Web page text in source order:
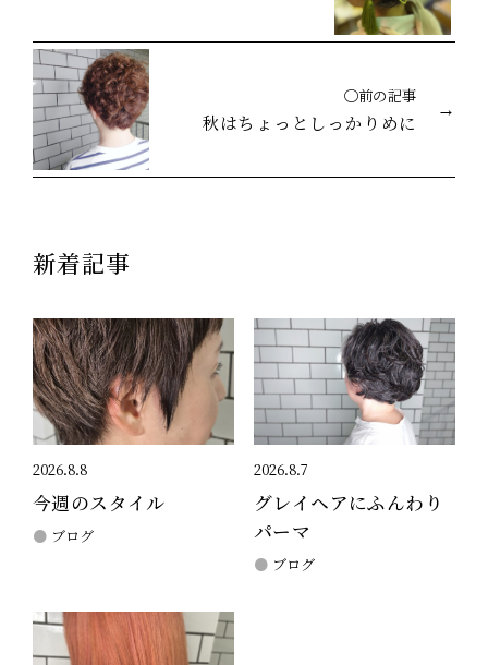
◯前の記事
秋はちょっとしっかりめに
新着記事
2026.8.8
今週のスタイル
ブログ
2026.8.7
グレイヘアにふんわり
パーマ
ブログ